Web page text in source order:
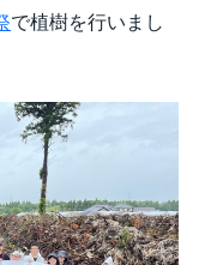
で植樹を行いまし